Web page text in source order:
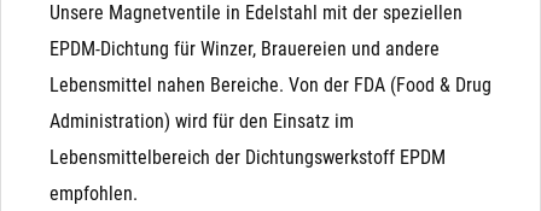
Unsere Magnetventile in Edelstahl mit der speziellen
EPDM-Dichtung für Winzer, Brauereien und andere
Lebensmittel nahen Bereiche. Von der FDA (Food & Drug
Administration) wird für den Einsatz im
Lebensmittelbereich der Dichtungswerkstoff EPDM
empfohlen.